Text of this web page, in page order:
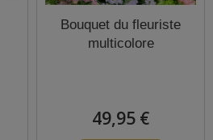
Bouquet du fleuriste
multicolore
49,95 €